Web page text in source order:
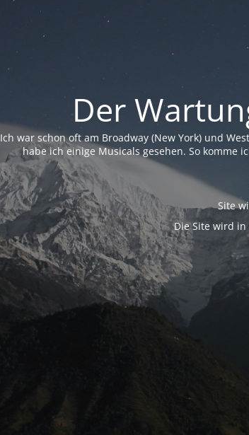
Der
Ich war schon oft am Broadway (New York) und
habe ich einige Musicals gesehen. So komme
Site
Die Site wird